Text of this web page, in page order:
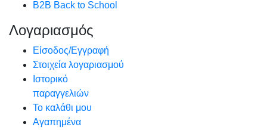
B2B Back to School
Λογαριασμός
Είσοδος/Εγγραφή
Στοιχεία λογαριασμού
Ιστορικό
παραγγελιών
Το καλάθι μου
Αγαπημένα